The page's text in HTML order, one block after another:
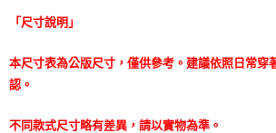
「尺寸說明」
本尺寸表為公版尺寸，僅供參考。建議依照日常穿
認。
不同款式尺寸略有差異，請以實物為準。